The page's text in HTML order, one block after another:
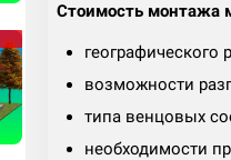
Стоимость монтажа
возможности
типа венцовых
необходимости